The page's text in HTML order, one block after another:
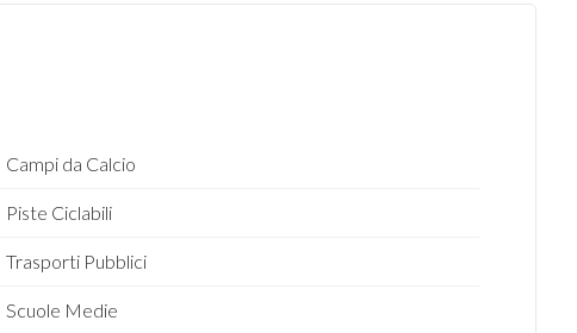
Campi da Calcio
Piste Ciclabili
Trasporti Pubblici
Scuole Medie